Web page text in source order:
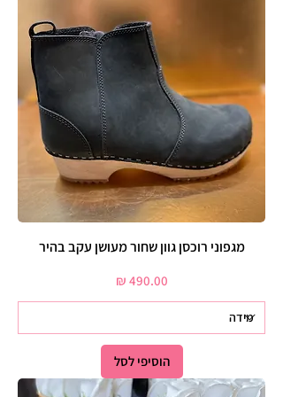
מגפוני רוכסן גוון שחור מעושן עקב בהיר
מחיר
הוסיפי לסל